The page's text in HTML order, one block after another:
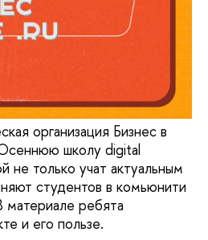
организация Бизнес в
школу digital
не только учат актуальным
студентов в комьюнити
ребята
и его пользе.